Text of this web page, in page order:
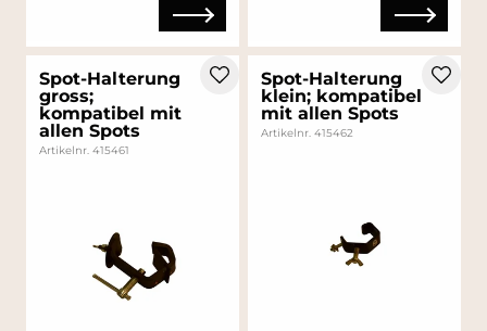
Spot-Halterung
gross;
kompatibel mit
allen Spots
Artikelnr. 415461
Spot-Halterung
klein; kompatibel
mit allen Spots
Artikelnr. 415462